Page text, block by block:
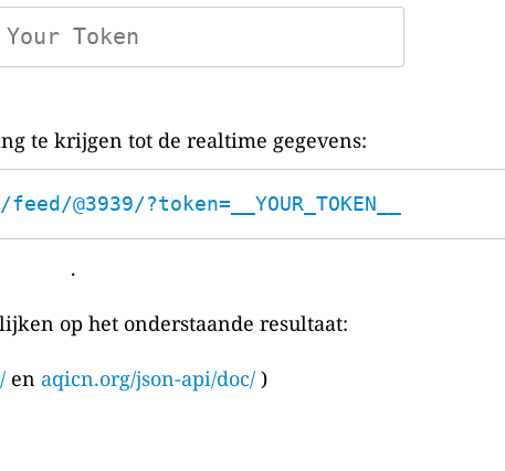
te krijgen tot de realtime gegevens:
?token=__YOUR_TOKEN__
.
op het onderstaande resultaat:
en aqicn.org/json-api/doc/ )